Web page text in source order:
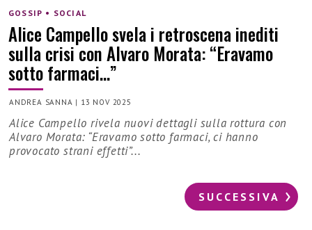
GOSSIP • SOCIAL
Alice Campello svela i retroscena inediti
sulla crisi con Alvaro Morata: “Eravamo
sotto farmaci…”
ANDREA SANNA | 13 NOV 2025
Alice Campello rivela nuovi dettagli sulla rottura con
Alvaro Morata: “Eravamo sotto farmaci, ci hanno
provocato strani effetti”...
SUCCESSIVA